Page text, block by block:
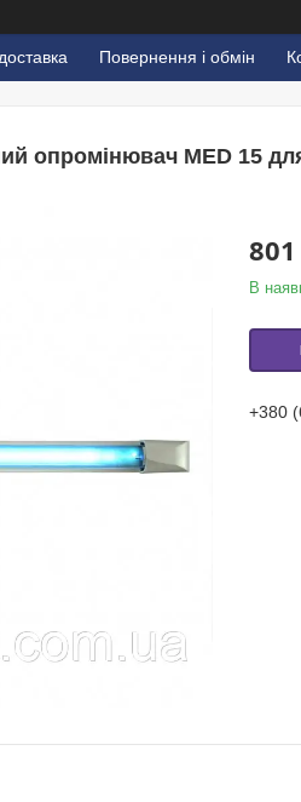
Повернення і обмін
опромінювач MED 15
В
+380